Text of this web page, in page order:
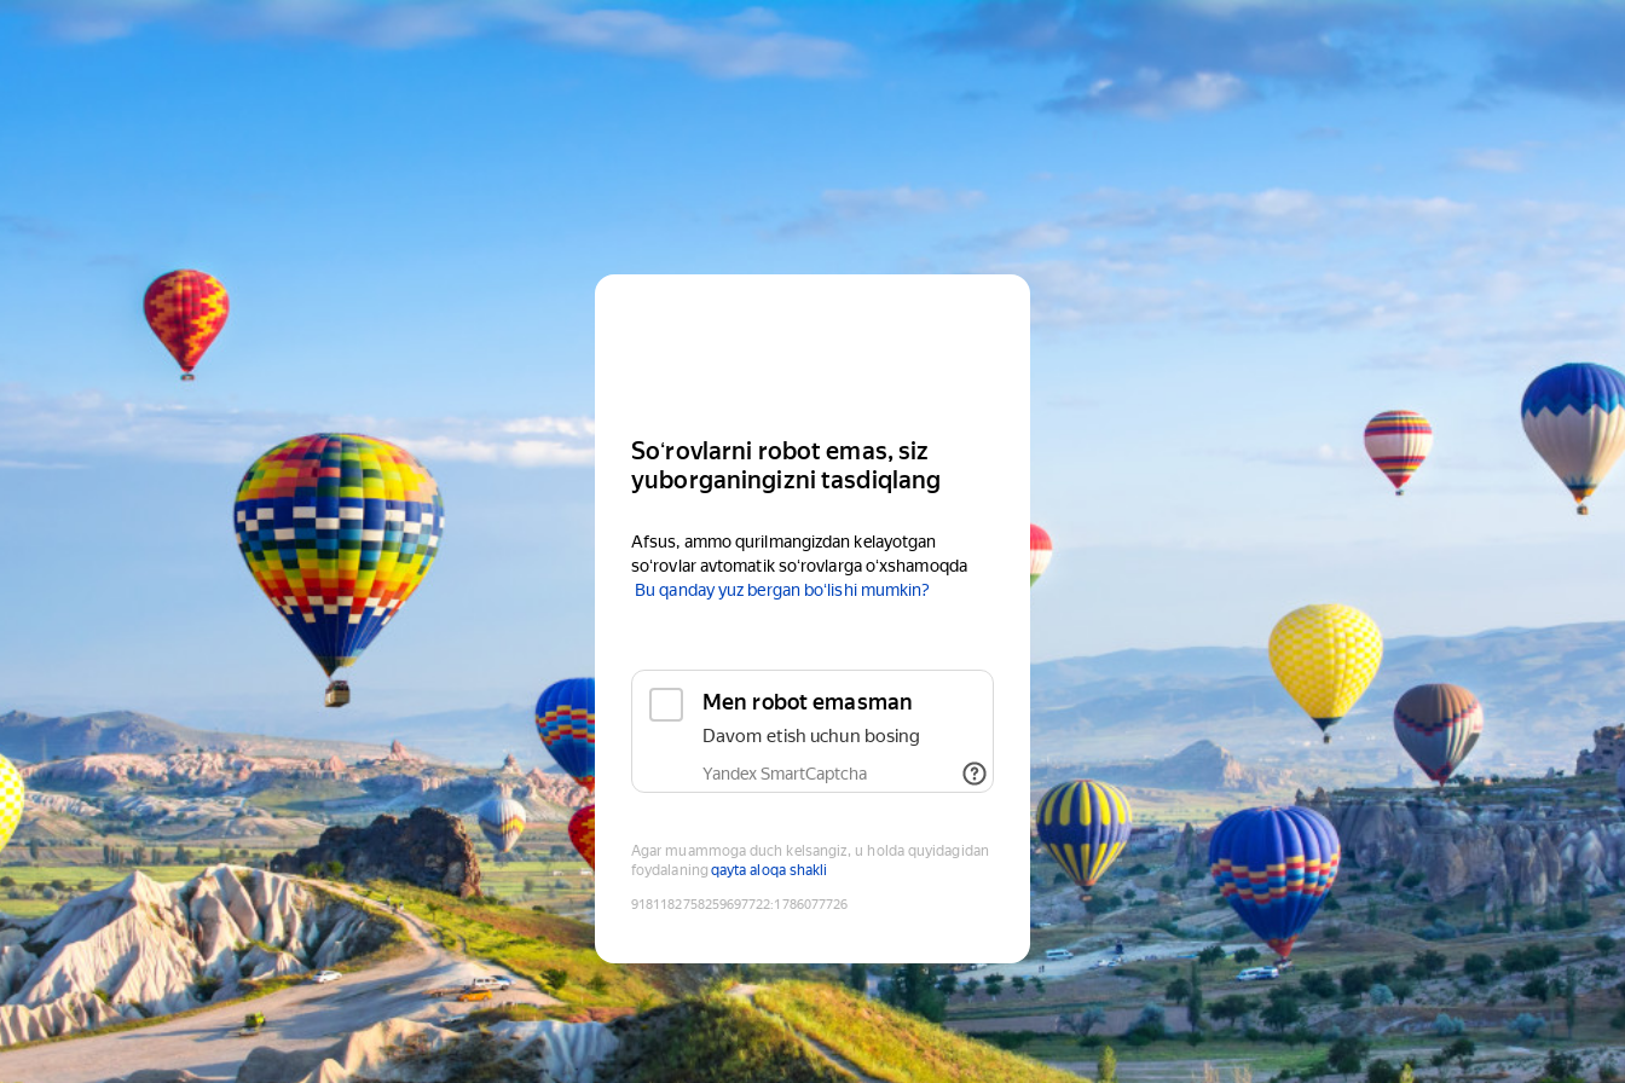
Soʻrovlarni robot emas, siz
yuborganingizni tasdiqlang
Afsus, ammo qurilmangizdan kelayotgan
soʻrovlar avtomatik soʻrovlarga oʻxshamoqda
Bu qanday yuz bergan boʻlishi mumkin?
Men robot emasman
Davom etish uchun bosing
Yandex SmartCaptcha
Agar muammoga duch kelsangiz, u holda quyidagidan
foydalaning qayta aloqa shakli
9181182758259697722:1786077726